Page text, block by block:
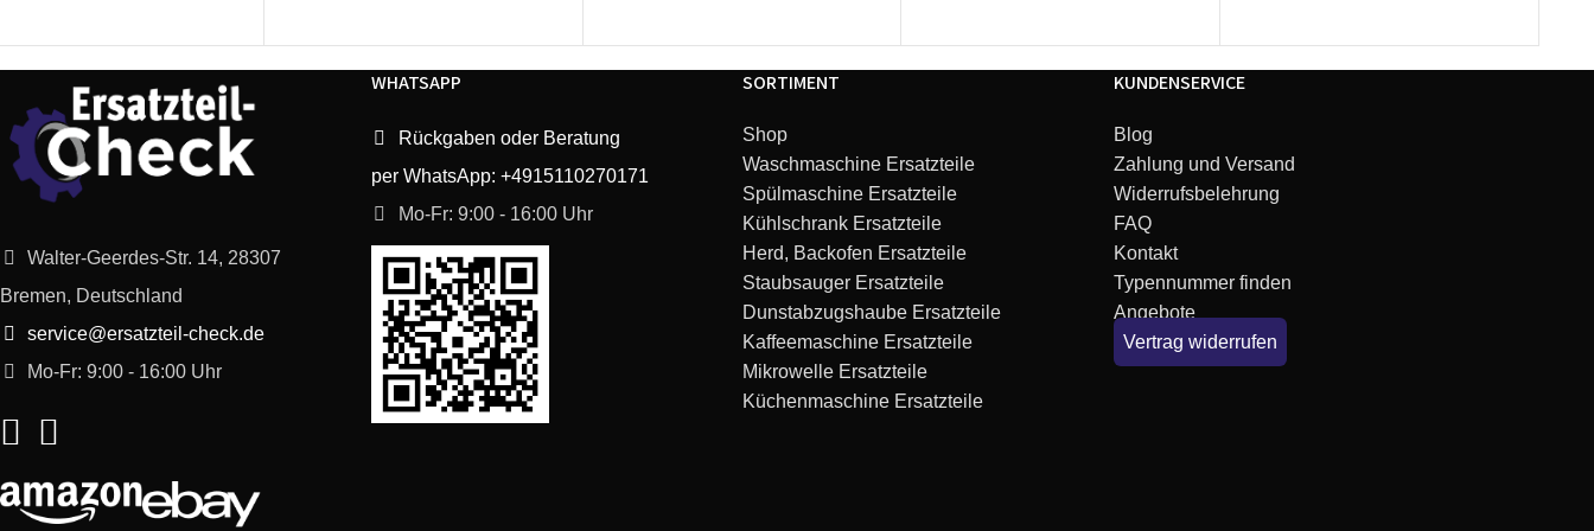
Siemens MQ95540N/03
mixxo quattro
mixxo quattro
Bosch MSM7700GB/01 mixxo quattro
mixxo quattro
Bosch
Walter-Geerdes-Str. 14, 28307
Bremen, Deutschland
service@ersatzteil-check.de
Mo-Fr: 9:00 - 16:00 Uhr
WHATSAPP
Rückgaben oder Beratung
per WhatsApp: +4915110270171
Mo-Fr: 9:00 - 16:00 Uhr
SORTIMENT
Shop
Waschmaschine Ersatzteile
Spülmaschine Ersatzteile
Kühlschrank Ersatzteile
Herd, Backofen Ersatzteile
Staubsauger Ersatzteile
Dunstabzugshaube Ersatzteile
Kaffeemaschine Ersatzteile
Mikrowelle Ersatzteile
Küchenmaschine Ersatzteile
KUNDENSERVICE
Blog
Zahlung und Versand
Widerrufsbelehrung
FAQ
Kontakt
Typennummer finden
Angebote
Vertrag widerrufen